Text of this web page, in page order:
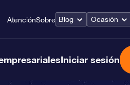
AtenciónSobre Blog Ocasión
Iniciar sesión